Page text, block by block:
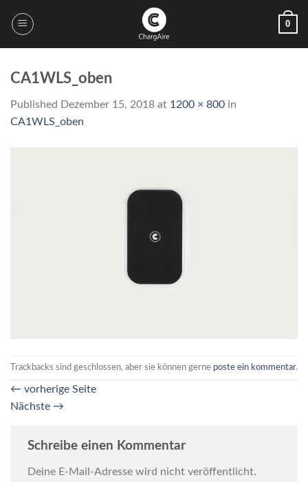
0
CA1WLS_oben
Published Dezember 15, 2018 at 1200 × 800 in
CA1WLS_oben
Trackbacks sind geschlossen, aber sie können gerne poste ein kommentar.
← vorherige Seite
Nächste →
Schreibe einen Kommentar
Deine E-Mail-Adresse wird nicht veröffentlicht.